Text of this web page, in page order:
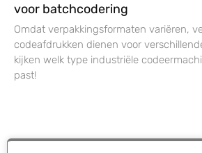
voor batchcodering
Omdat verpakkingsformaten variëren,
codeafdrukken dienen voor
kijken welk type industriële
past!